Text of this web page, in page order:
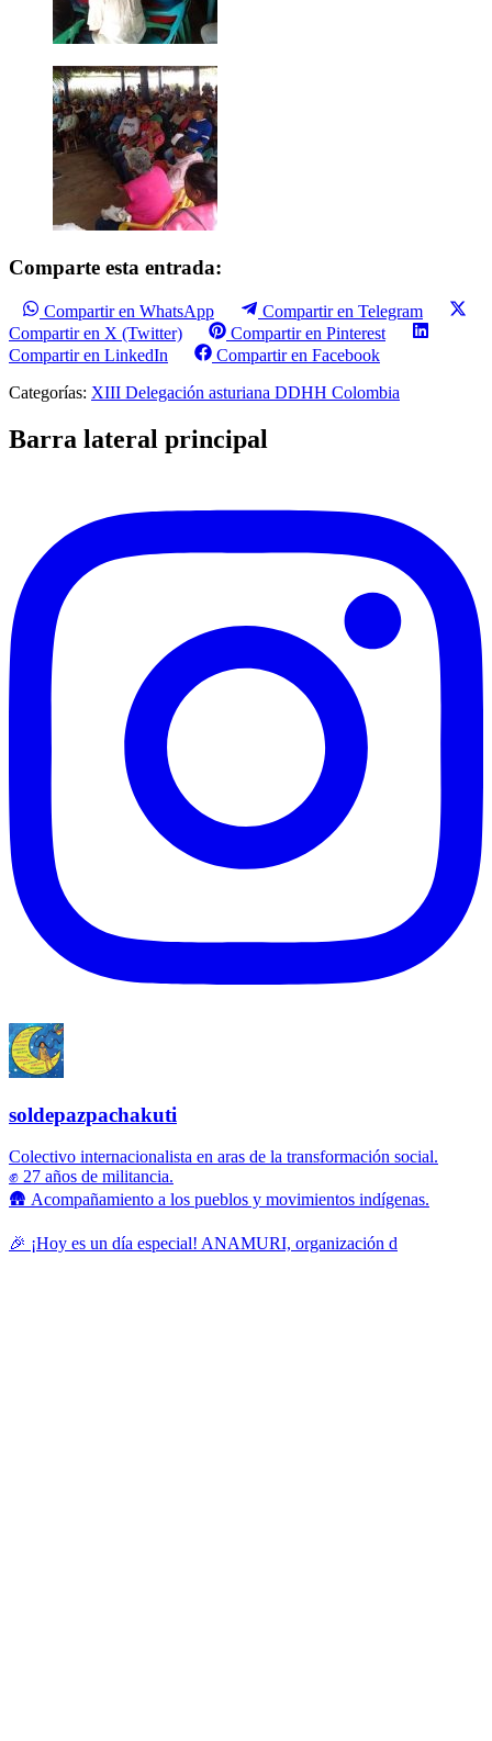
Comparte esta entrada:
Compartir en WhatsApp
Compartir en Telegram
Compartir en X (Twitter)
Compartir en Pinterest
Compartir en LinkedIn
Compartir en Facebook
Categorías: XIII Delegación asturiana DDHH Colombia
Barra lateral principal
soldepazpachakuti
Colectivo internacionalista en aras de la transformación social.
✊ 27 años de militancia.
🛖 Acompañamiento a los pueblos y movimientos indígenas.
🎉 ¡Hoy es un día especial! ANAMURI, organización d